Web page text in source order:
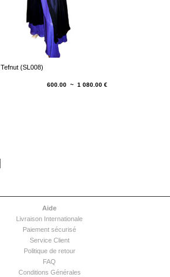
Tefnut (SL008)
600.00 ~ 1 080.00 €
Aide
Livraison Internationale
Paiement sécurisé
Service Client
Politique de retour
FAQ
Conditions Générales